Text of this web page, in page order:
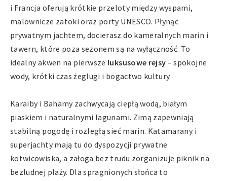
i Francja oferują krótkie przeloty między wyspami,
malownicze zatoki oraz porty UNESCO. Płynąc
prywatnym jachtem, docierasz do kameralnych marin i
tawern, które poza sezonem są na wyłączność. To
idealny akwen na pierwsze luksusowe rejsy – spokojne
wody, krótki czas żeglugi i bogactwo kultury.
Karaiby i Bahamy zachwycają ciepłą wodą, białym
piaskiem i naturalnymi lagunami. Zimą zapewniają
stabilną pogodę i rozległą sieć marin. Katamarany i
superjachty mają tu do dyspozycji prywatne
kotwicowiska, a załoga bez trudu zorganizuje piknik na
bezludnej plaży. Dla spragnionych słońca to